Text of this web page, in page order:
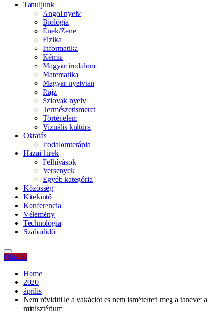
Tanuljunk
Angol nyelv
Biológia
Ének/Zene
Fizika
Informatika
Kémia
Magyar irodalom
Matematika
Magyar nyelvtan
Rajz
Szlovák nyelv
Természetismeret
Történelem
Vizuális kultúra
Oktatás
Irodalomterápia
Hazai hírek
Felhívások
Versenyek
Egyéb kategória
Közösség
Kitekintő
Konferencia
Vélemény
Technológia
Szabadidő
Oktatás
Home
2020
április
Nem rövidíti le a vakációt és nem ismételteti meg a tanévet a
minisztérium